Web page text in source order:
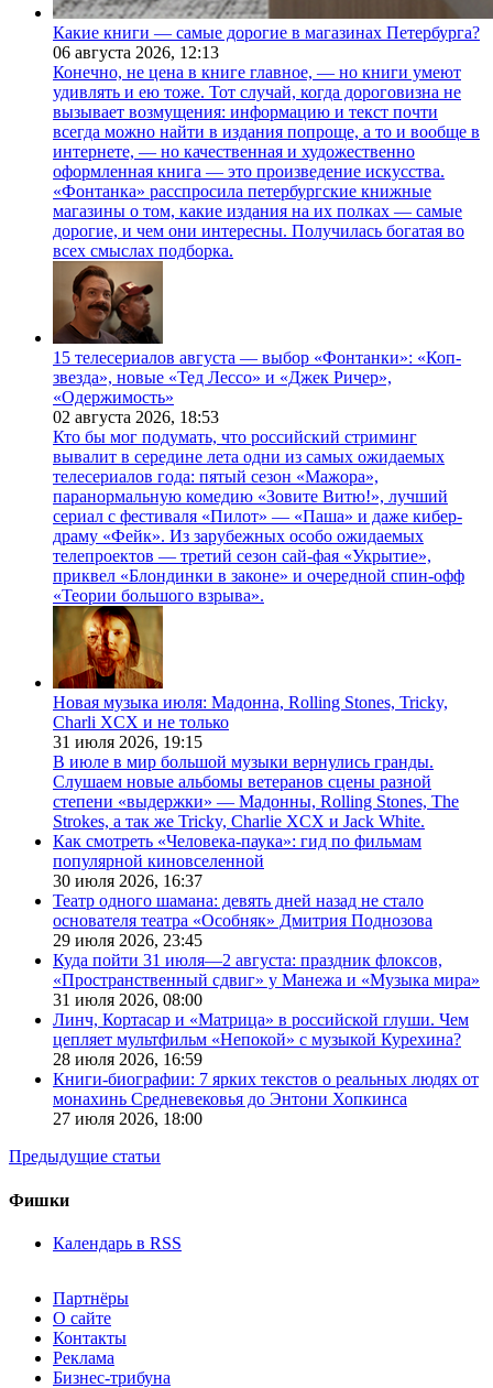
Какие книги — самые дорогие в магазинах Петербурга?
06 августа 2026, 12:13
Конечно, не цена в книге главное, — но книги умеют
удивлять и ею тоже. Тот случай, когда дороговизна не
вызывает возмущения: информацию и текст почти
всегда можно найти в издания попроще, а то и вообще в
интернете, — но качественная и художественно
оформленная книга — это произведение искусства.
«Фонтанка» расспросила петербургские книжные
магазины о том, какие издания на их полках — самые
дорогие, и чем они интересны. Получилась богатая во
всех смыслах подборка.
15 телесериалов августа — выбор «Фонтанки»: «Коп-
звезда», новые «Тед Лессо» и «Джек Ричер»,
«Одержимость»
02 августа 2026, 18:53
Кто бы мог подумать, что российский стриминг
вывалит в середине лета одни из самых ожидаемых
телесериалов года: пятый сезон «Мажора»,
паранормальную комедию «Зовите Витю!», лучший
сериал с фестиваля «Пилот» — «Паша» и даже кибер-
драму «Фейк». Из зарубежных особо ожидаемых
телепроектов — третий сезон сай-фая «Укрытие»,
приквел «Блондинки в законе» и очередной спин-офф
«Теории большого взрыва».
Новая музыка июля: Мадонна, Rolling Stones, Tricky,
Charli XCX и не только
31 июля 2026, 19:15
В июле в мир большой музыки вернулись гранды.
Слушаем новые альбомы ветеранов сцены разной
степени «выдержки» — Мадонны, Rolling Stones, The
Strokes, а так же Tricky, Charlie XCX и Jack White.
Как смотреть «Человека-паука»: гид по фильмам
популярной киновселенной
30 июля 2026, 16:37
Театр одного шамана: девять дней назад не стало
основателя театра «Особняк» Дмитрия Поднозова
29 июля 2026, 23:45
Куда пойти 31 июля—2 августа: праздник флоксов,
«Пространственный сдвиг» у Манежа и «Музыка мира»
31 июля 2026, 08:00
Линч, Кортасар и «Матрица» в российской глуши. Чем
цепляет мультфильм «Непокой» с музыкой Курехина?
28 июля 2026, 16:59
Книги-биографии: 7 ярких текстов о реальных людях от
монахинь Средневековья до Энтони Хопкинса
27 июля 2026, 18:00
Предыдущие статьи
Фишки
Календарь в RSS
Партнёры
О сайте
Контакты
Реклама
Бизнес-трибуна